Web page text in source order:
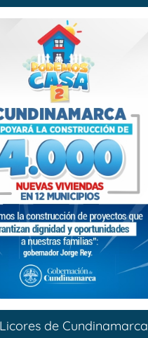
de Cundinamarca